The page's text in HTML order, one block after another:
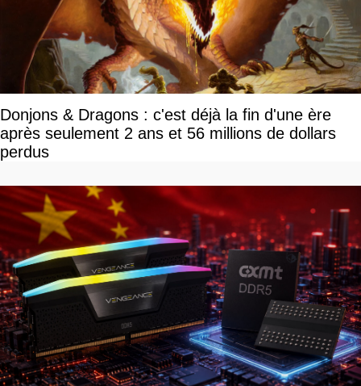
Donjons & Dragons : c'est déjà la fin d'une ère
après seulement 2 ans et 56 millions de dollars
perdus